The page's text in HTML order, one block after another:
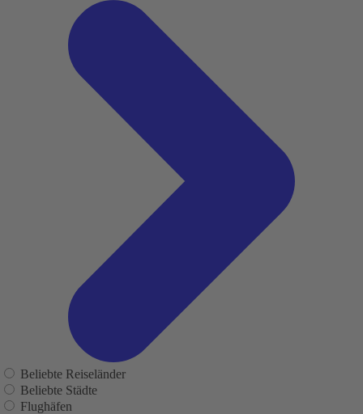
Beliebte Reiseländer
Beliebte Städte
Flughäfen